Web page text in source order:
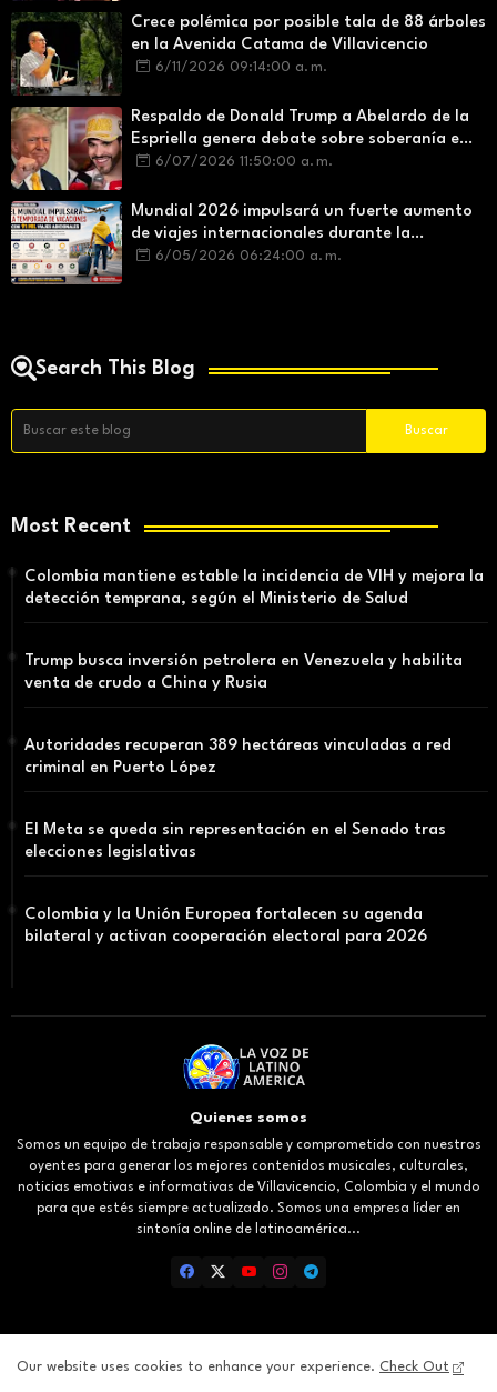
Crece polémica por posible tala de 88 árboles
en la Avenida Catama de Villavicencio
6/11/2026 09:14:00 a. m.
Respaldo de Donald Trump a Abelardo de la
Espriella genera debate sobre soberanía e
influencia internacional
6/07/2026 11:50:00 a. m.
Mundial 2026 impulsará un fuerte aumento
de viajes internacionales durante la
temporada de vacaciones
6/05/2026 06:24:00 a. m.
Search This Blog
Most Recent
Colombia mantiene estable la incidencia de VIH y mejora la
detección temprana, según el Ministerio de Salud
Trump busca inversión petrolera en Venezuela y habilita
venta de crudo a China y Rusia
Autoridades recuperan 389 hectáreas vinculadas a red
criminal en Puerto López
El Meta se queda sin representación en el Senado tras
elecciones legislativas
Colombia y la Unión Europea fortalecen su agenda
bilateral y activan cooperación electoral para 2026
Quienes somos
Somos un equipo de trabajo responsable y comprometido con nuestros
oyentes para generar los mejores contenidos musicales, culturales,
noticias emotivas e informativas de Villavicencio, Colombia y el mundo
para que estés siempre actualizado. Somos una empresa líder en
sintonía online de latinoamérica...
Inicio About Contact us Privacy Policy
Our website uses cookies to enhance your experience. Check Out